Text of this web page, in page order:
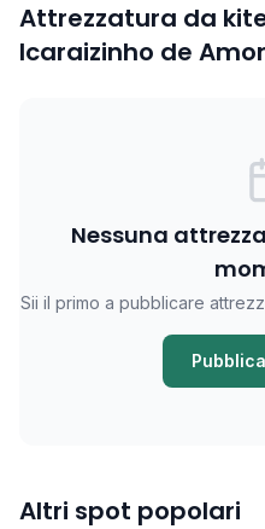
Attrezzatura da
Icaraizinho de
Nessuna
Sii il primo a pubblicare
Altri spot popolari